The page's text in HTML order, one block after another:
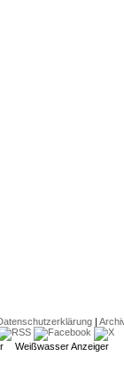
|
Weißwasser Anzeiger